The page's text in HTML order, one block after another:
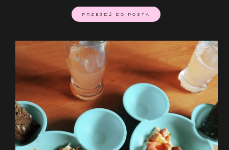
PRZEJDŹ DO POSTA